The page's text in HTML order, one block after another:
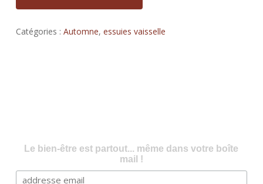
Catégories : Automne, essuies vaisselle
Le bien-être est partout... même dans votre boîte
mail !